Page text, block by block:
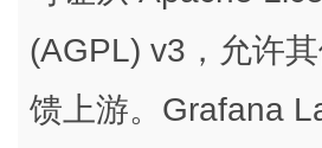
(AGPL) v3，允许
馈上游。Grafana